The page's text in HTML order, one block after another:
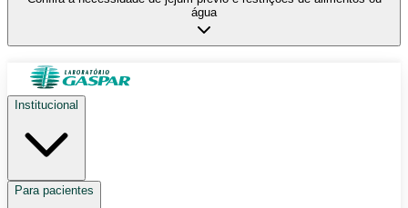
água
Institucional
Para pacientes